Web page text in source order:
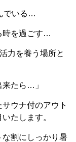
でいる…
時を過ごす…
力を養う場所と
たら…」
ウナ付のアウト
たします。
割にしっかり暑